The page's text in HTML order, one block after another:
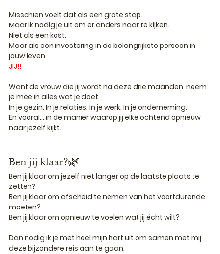
Misschien voelt dat als een grote stap.
Maar ik nodig je uit om er anders naar te kijken.
Niet als een kost.
Maar als een investering in de belangrijkste persoon in
jouw leven.
JIJ!!
Want de vrouw die jij wordt na deze drie maanden, neem
je mee in alles wat je doet.
In je gezin. In je relaties. In je werk. In je onderneming.
En vooral... in de manier waarop jij elke ochtend opnieuw
naar jezelf kijkt.
Ben jij klaar?🌿
Ben jij klaar om jezelf niet langer op de laatste plaats te
zetten?
Ben jij klaar om afscheid te nemen van het voortdurende
moeten?
Ben jij klaar om opnieuw te voelen wat jij écht wilt?
Dan nodig ik je met heel mijn hart uit om samen met mij
deze bijzondere reis aan te gaan.